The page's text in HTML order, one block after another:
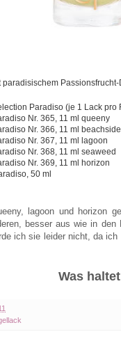
Passionsfrucht-
Paradiso (je 1 Lack pro
Nr. 365, 11 ml queeny
Nr. 366, 11 ml beachside
Nr. 367, 11 ml lagoon
Nr. 368, 11 ml seaweed
Nr. 369, 11 ml horizon
50 ml
lagoon und horizon
besser aus wie in
ich sie leider nicht, da
Was